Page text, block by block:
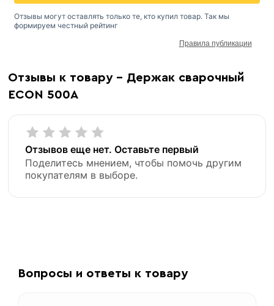
Отзывы к товару - Держак сварочный
ECON 500А
Отзывов еще нет. Оставьте первый
Поделитесь мнением, чтобы помочь другим
покупателям в выборе.
Отзывы могут оставлять только те, кто купил товар. Так мы
формируем честный рейтинг
Правила публикации
Вопросы и ответы к товару